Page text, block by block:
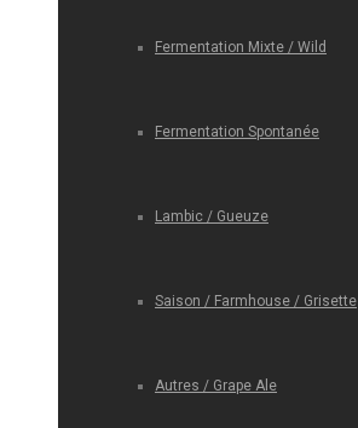
Fermentation Mixte / Wild
Fermentation Spontanée
Lambic / Gueuze
Saison / Farmhouse / Grisette
Autres / Grape Ale